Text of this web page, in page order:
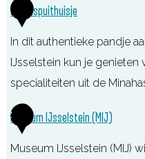
1Brandspuithuisje
In dit authentieke pandje
IJsselstein kun je genieten
specialiteiten uit de
B
a
2Museum IJsselstein (MIJ)
Museum IJsselstein (MIJ)